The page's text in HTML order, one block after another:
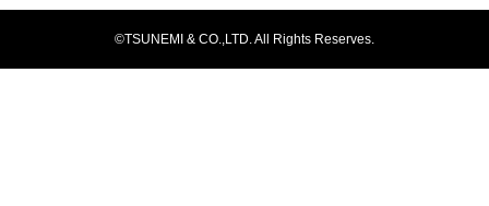
©TSUNEMI & CO.,LTD. All Rights Reserves.